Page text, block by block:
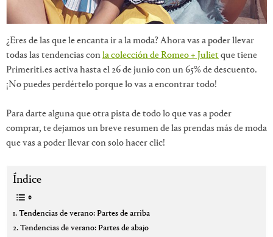
¿Eres de las que le encanta ir a la moda? Ahora vas a poder llevar
todas las tendencias conla colección de Romeo + Julietque tiene
Primeriti.es activa hasta el 26 de junio con un 65% de descuento.
¡No puedes perdértelo porque lo vas a encontrar todo!
Para darte alguna que otra pista de todo lo que vas a poder
comprar, te dejamos un breve resumen de las prendas más de moda
que vas a poder llevar con solo hacer clic!
Índice
Tendencias de verano: Partes de arriba
Tendencias de verano: Partes de abajo